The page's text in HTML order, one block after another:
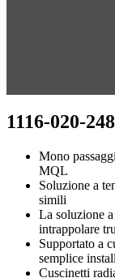
1116-020-248
Mono
MQL
Soluzione a
simili
La soluzione
intrappolare
Supportato a
semplice
Cuscinetti